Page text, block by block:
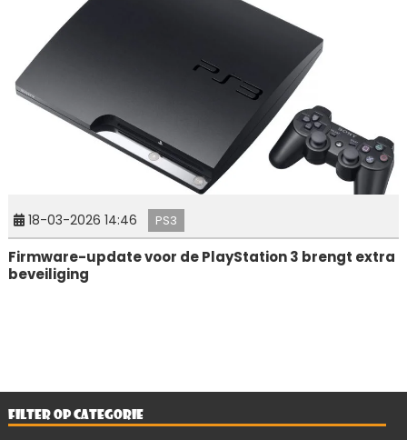
18-03-2026 14:46 PS3
Firmware-update voor de PlayStation 3 brengt extra
beveiliging
FILTER OP CATEGORIE